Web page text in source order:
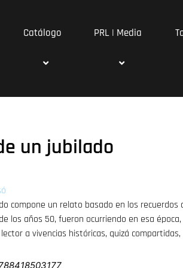
Catálogo PRL | Media
un jubilado
compone un relato basado en los
los años 50, fueron ocurriendo en esa
a vivencias históricas, quizá